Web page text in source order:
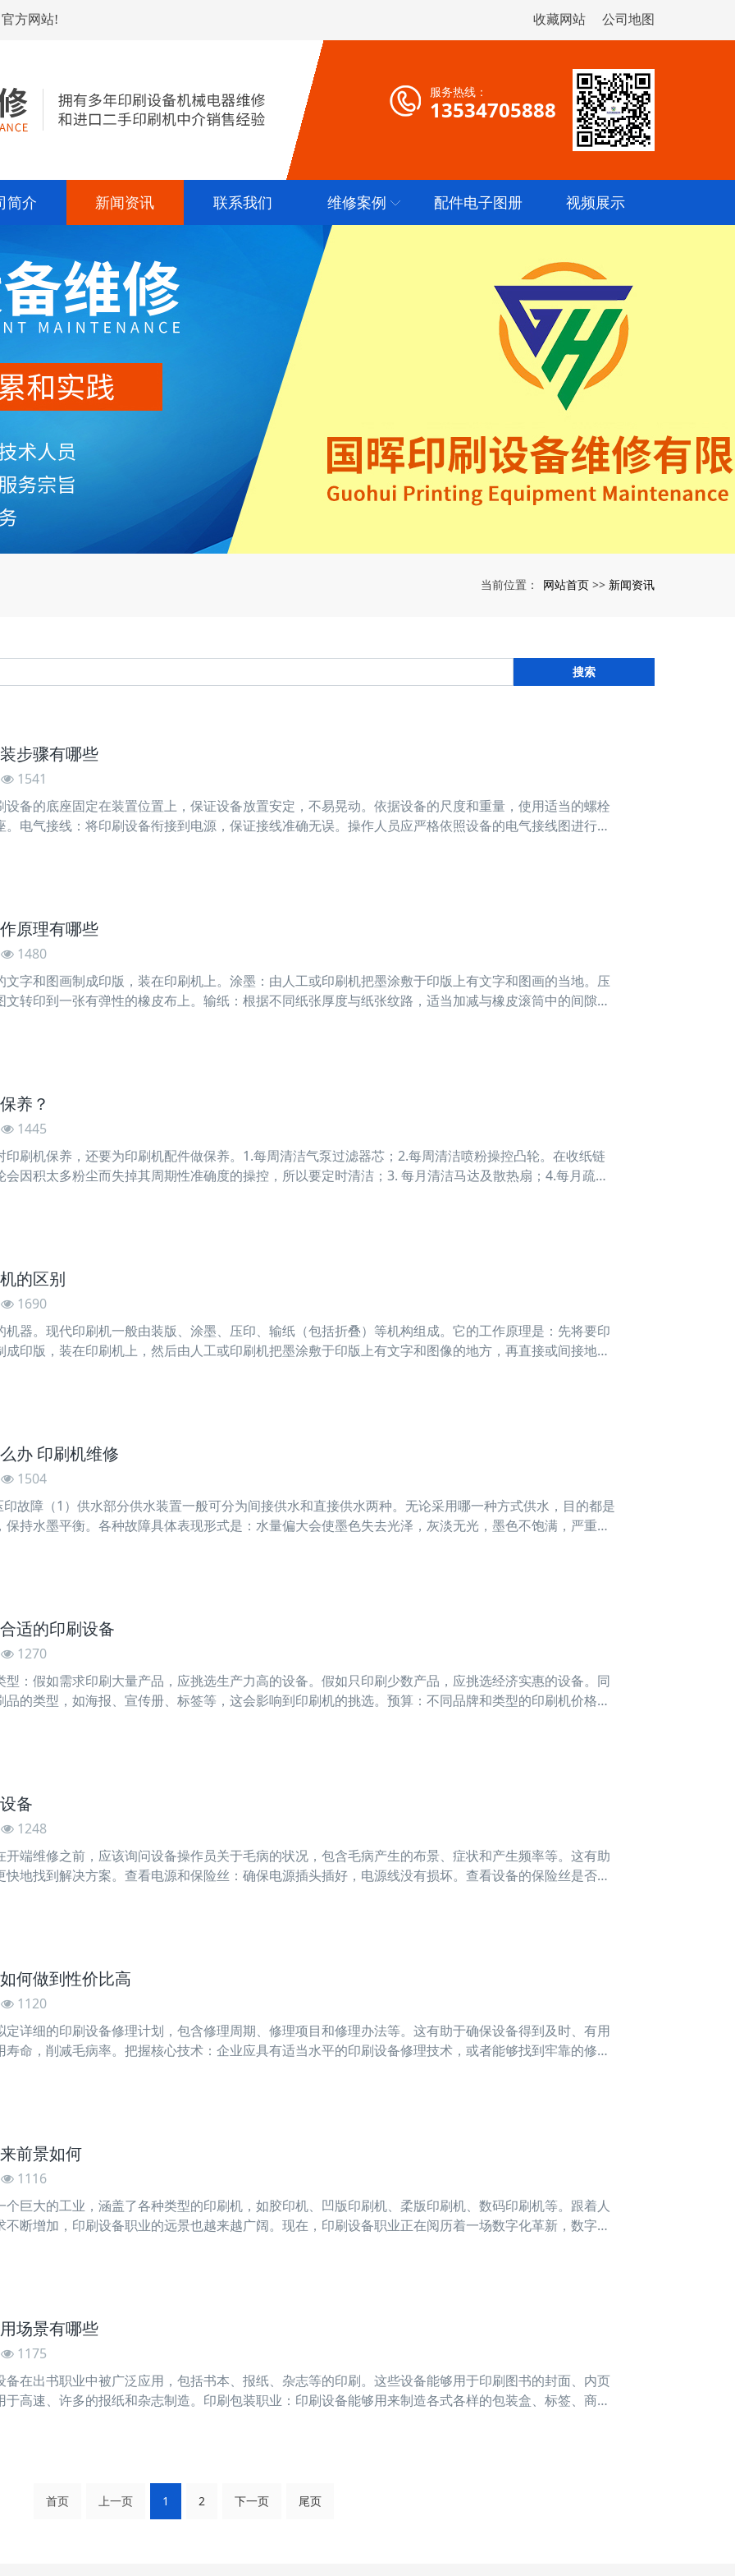
方网站! 收藏网站 公司地图
服务热线：
13534705888
简介 新闻资讯 联系我们 维修案例 配件电子图册 视频展示
当前位置： 网站首页 >> 新闻资讯
搜索
步骤有哪些
1541
设备的底座固定在装置位置上，保证设备放置安定，不易晃动。依据设备的尺度和重量，使用适当的螺栓
。电气接线：将印刷设备衔接到电源，保证接线准确无误。操作人员应严格依照设备的电气接线图进行接
原理有哪些
1480
文字和图画制成印版，装在印刷机上。涂墨：由人工或印刷机把墨涂敷于印版上有文字和图画的当地。压
文转印到一张有弹性的橡皮布上。输纸：根据不同纸张厚度与纸张纹路，适当加减与橡皮滚筒中的间隙，
养？
1445
印刷机保养，还要为印刷机配件做保养。1.每周清洁气泵过滤器芯；2.每周清洁喷粉操控凸轮。在收纸链
会因积太多粉尘而失掉其周期性准确度的操控，所以要定时清洁；3. 每月清洁马达及散热扇；4.每月疏通
的区别
1690
机器。现代印刷机一般由装版、涂墨、压印、输纸（包括折叠）等机构组成。它的工作原理是：先将要印
成印版，装在印刷机上，然后由人工或印刷机把墨涂敷于印版上有文字和图像的地方，再直接或间接地转
办 印刷机维修
1504
故障（1）供水部分供水装置一般可分为间接供水和直接供水两种。无论采用哪一种方式供水，目的都是
保持水墨平衡。各种故障具体表现形式是：水量偏大会使墨色失去光泽，灰淡无光，墨色不饱满，严重时
适的印刷设备
1270
型：假如需求印刷大量产品，应挑选生产力高的设备。假如只印刷少数产品，应挑选经济实惠的设备。同
品的类型，如海报、宣传册、标签等，这会影响到印刷机的挑选。预算：不同品牌和类型的印刷机价格各
备
1248
开端维修之前，应该询问设备操作员关于毛病的状况，包含毛病产生的布景、症状和产生频率等。这有助
快地找到解决方案。查看电源和保险丝：确保电源插头插好，电源线没有损坏。查看设备的保险丝是否烧
何做到性价比高
1120
定详细的印刷设备修理计划，包含修理周期、修理项目和修理办法等。这有助于确保设备得到及时、有用
寿命，削减毛病率。把握核心技术：企业应具有适当水平的印刷设备修理技术，或者能够找到牢靠的修理
前景如何
1116
个巨大的工业，涵盖了各种类型的印刷机，如胶印机、凹版印刷机、柔版印刷机、数码印刷机等。跟着人
不断增加，印刷设备职业的远景也越来越广阔。现在，印刷设备职业正在阅历着一场数字化革新，数字化
场景有哪些
1175
备在出书职业中被广泛应用，包括书本、报纸、杂志等的印刷。这些设备能够用于印刷图书的封面、内页
于高速、许多的报纸和杂志制造。印刷包装职业：印刷设备能够用来制造各式各样的包装盒、标签、商标
首页 上一页 1 2 下一页 尾页